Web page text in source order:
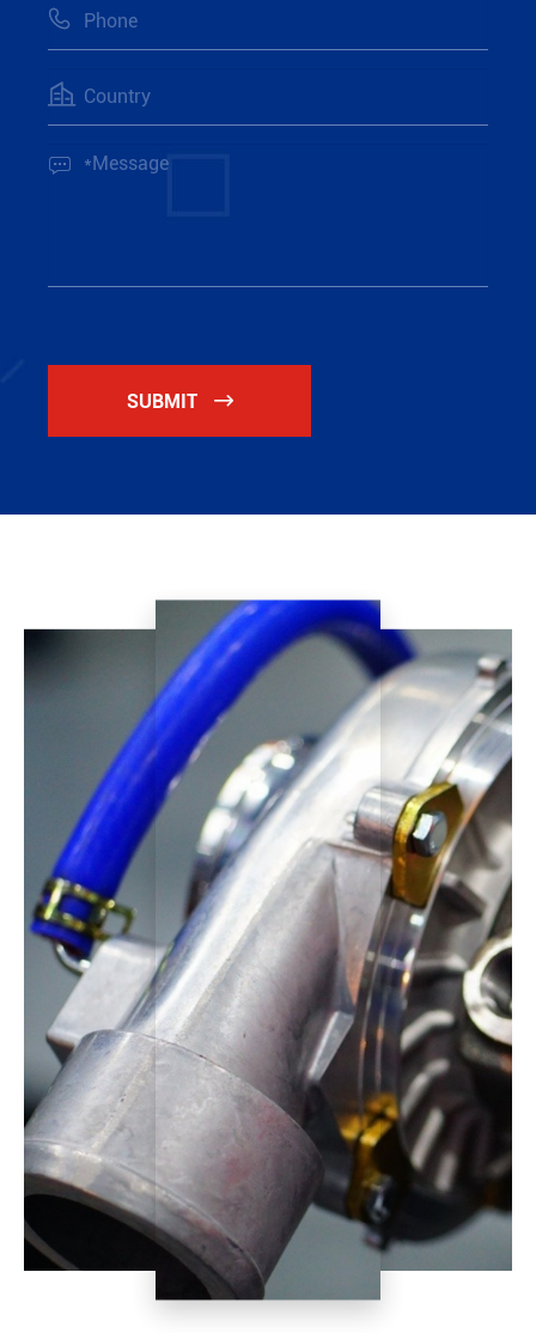



SUBMIT 